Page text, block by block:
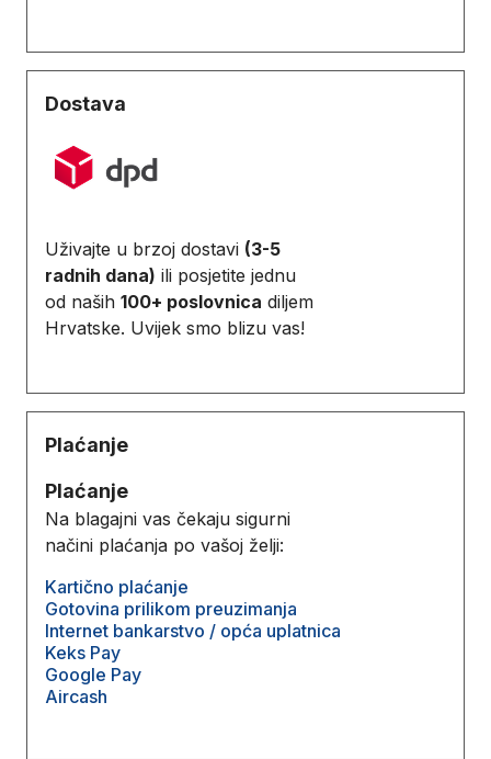
Dostava
Uživajte u brzoj dostavi (3-5
radnih dana) ili posjetite jednu
od naših 100+ poslovnica diljem
Hrvatske. Uvijek smo blizu vas!
Plaćanje
Plaćanje
Na blagajni vas čekaju sigurni
načini plaćanja po vašoj želji:
Kartično plaćanje
Gotovina prilikom preuzimanja
Internet bankarstvo / opća uplatnica
Keks Pay
Google Pay
Aircash